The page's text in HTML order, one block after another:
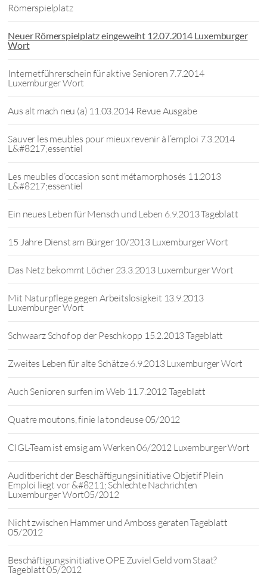
Römerspielplatz
Neuer Römerspielplatz eingeweiht 12.07.2014 Luxemburger
Wort
Internetführerschein für aktive Senioren 7.7.2014
Luxemburger Wort
Aus alt mach neu (a) 11.03.2014 Revue Ausgabe
Sauver les meubles pour mieux revenir à l’emploi 7.3.2014
L&#8217;essentiel
Les meubles d’occasion sont métamorphosés 11.2013
L&#8217;essentiel
Ein neues Leben für Mensch und Leben 6.9.2013 Tageblatt
15 Jahre Dienst am Bürger 10/2013 Luxemburger Wort
Das Netz bekommt Löcher 23.3.2013 Luxemburger Wort
Mit Naturpflege gegen Arbeitslosigkeit 13.9.2013
Luxemburger Wort
Schwaarz Schof op der Peschkopp 15.2.2013 Tageblatt
Zweites Leben für alte Schätze 6.9.2013 Luxemburger Wort
Auch Senioren surfen im Web 11.7.2012 Tageblatt
Quatre moutons, finie la tondeuse 05/2012
CIGL-Team ist emsig am Werken 06/2012 Luxemburger Wort
Auditbericht der Beschäftigungsinitiative Objetif Plein
Emploi liegt vor &#8211; Schlechte Nachrichten
Luxemburger Wort05/2012
Nicht zwischen Hammer und Amboss geraten Tageblatt
05/2012
Beschäftigungsinitiative OPE Zuviel Geld vom Staat?
Tageblatt 05/2012